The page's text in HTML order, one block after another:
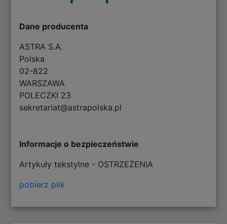
Dane producenta
ASTRA S.A.
Polska
02-822
WARSZAWA
POLECZKI 23
sekretariat@astrapolska.pl
Informacje o bezpieczeństwie
Artykuły tekstylne - OSTRZEŻENIA
pobierz plik